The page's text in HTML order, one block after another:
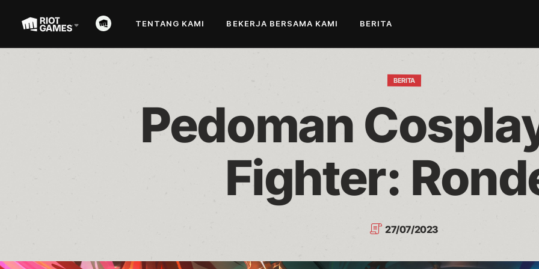
TENTANG KAMI BEKERJA BERSAMA KAMI BERITA
BERITA
Pedoman
Fighter:
27/07/2023